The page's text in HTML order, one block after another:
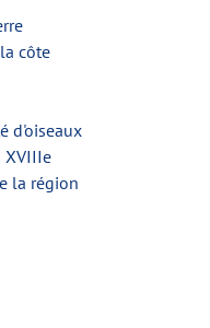
côte
d'oiseaux
XVIIIe
la région